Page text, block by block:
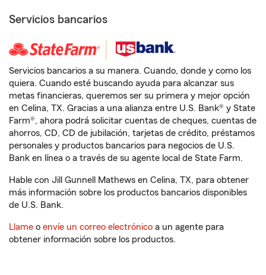
Servicios bancarios
Servicios bancarios a su manera. Cuando, donde y como los
quiera. Cuando esté buscando ayuda para alcanzar sus
metas financieras, queremos ser su primera y mejor opción
en Celina, TX. Gracias a una alianza entre U.S. Bank® y State
Farm®, ahora podrá solicitar cuentas de cheques, cuentas de
ahorros, CD, CD de jubilación, tarjetas de crédito, préstamos
personales y productos bancarios para negocios de U.S.
Bank en línea o a través de su agente local de State Farm.
Hable con Jill Gunnell Mathews en Celina, TX, para obtener
más información sobre los productos bancarios disponibles
de U.S. Bank.
Llame o envíe un correo electrónico a un agente para
obtener información sobre los productos.